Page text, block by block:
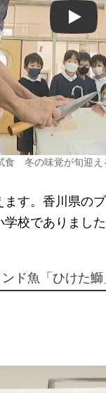
Play
食 冬の味覚が旬迎
す。香川県の
校でありました
ド魚「ひけた鰤